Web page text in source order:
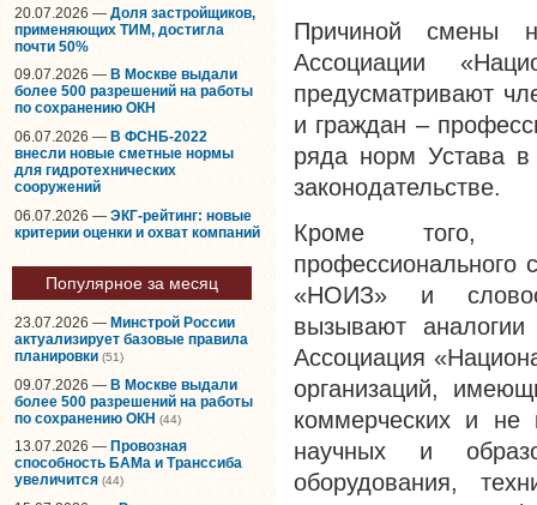
20.07.2026 — Доля застройщиков,
применяющих ТИМ, достигла
почти 50%
09.07.2026 — В Москве выдали
более 500 разрешений на работы
по сохранению ОКН
06.07.2026 — В ФСНБ-2022
внесли новые сметные нормы
для гидротехнических
сооружений
06.07.2026 — ЭКГ-рейтинг: новые
критерии оценки и охват компаний
Популярное за месяц
23.07.2026 — Минстрой России
актуализирует базовые правила
планировки (51)
09.07.2026 — В Москве выдали
более 500 разрешений на работы
по сохранению ОКН (44)
13.07.2026 — Провозная
способность БАМа и Транссиба
увеличится (44)
Причиной смены
Ассоциации
предусматривают
и граждан –
ряда норм Устава в
законодательстве.
Кроме того,
профессионального
«НОИЗ» и
вызывают
Ассоциация
организаций,
коммерческих и не
научных и
оборудования,